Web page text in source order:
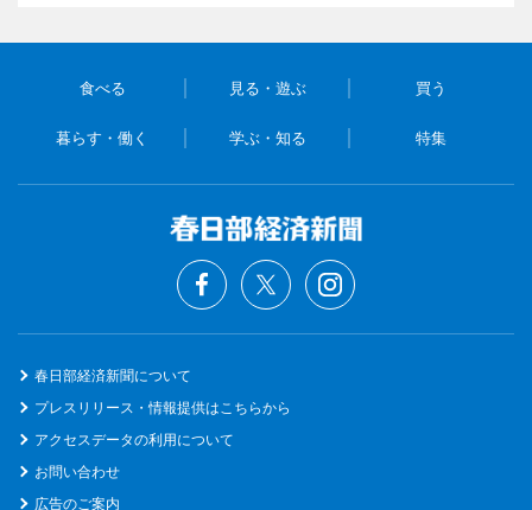
食べる 見る・遊ぶ 買う
暮らす・働く 学ぶ・知る 特集
春日部経済新聞について
プレスリリース・情報提供はこちらから
アクセスデータの利用について
お問い合わせ
広告のご案内